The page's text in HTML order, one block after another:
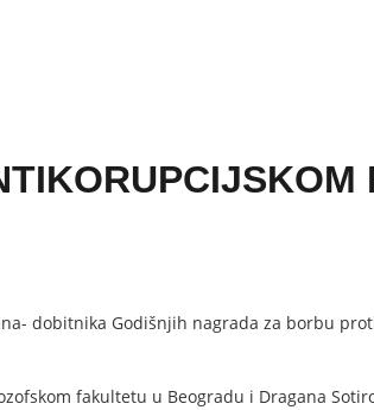
dobitnika Godišnjih nagrada za borbu
fakultetu u Beogradu i Dragana